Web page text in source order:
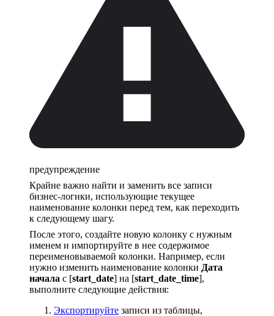
предупреждение
Крайне важно найти и заменить все записи
бизнес-логики, использующие текущее
наименование колонки перед тем, как переходить
к следующему шагу.
После этого, создайте новую колонку с нужным
именем и импортируйте в нее содержимое
переименовываемой колонки. Например, если
нужно изменить наименование колонки Дата
начала с [start_date] на [start_date_time],
выполните следующие действия:
Экспортируйте записи из таблицы,